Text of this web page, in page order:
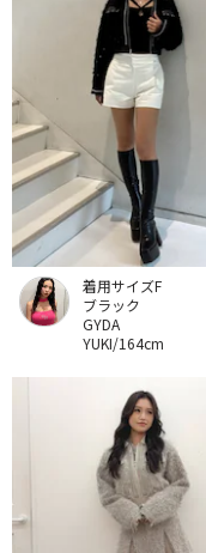
着用サイズF
ブラック
GYDA
YUKI/164cm